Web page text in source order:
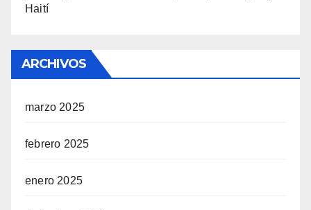
Haití
ARCHIVOS
marzo 2025
febrero 2025
enero 2025